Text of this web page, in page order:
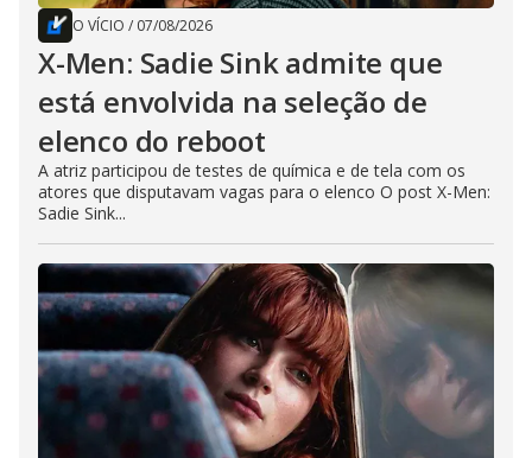
O VÍCIO / 07/08/2026
X-Men: Sadie Sink admite que
está envolvida na seleção de
elenco do reboot
A atriz participou de testes de química e de tela com os
atores que disputavam vagas para o elenco O post X-Men:
Sadie Sink...